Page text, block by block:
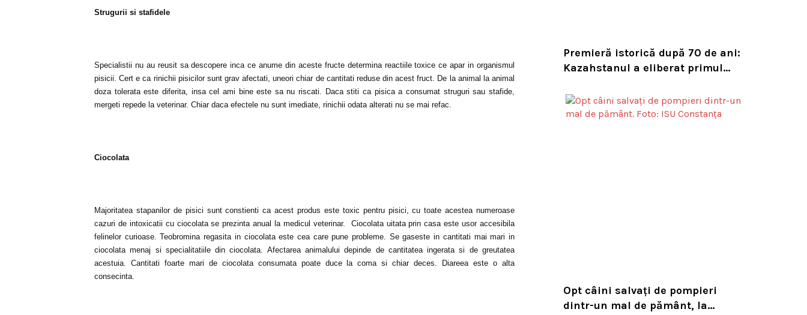
Strugurii si stafidele
Specialistii nu au reusit sa descopere inca ce anume din aceste fructe determina reactiile toxice ce apar in organismul
pisicii. Cert e ca rinichii pisicilor sunt grav afectati, uneori chiar de cantitati reduse din acest fruct. De la animal la animal
doza tolerata este diferita, insa cel ami bine este sa nu riscati. Daca stiti ca pisica a consumat struguri sau stafide,
mergeti repede la veterinar. Chiar daca efectele nu sunt imediate, rinichii odata alterati nu se mai refac.
Ciocolata
Majoritatea stapanilor de pisici sunt constienti ca acest produs este toxic pentru pisici, cu toate acestea numeroase
cazuri de intoxicatii cu ciocolata se prezinta anual la medicul veterinar. Ciocolata uitata prin casa este usor accesibila
felinelor curioase. Teobromina regasita in ciocolata este cea care pune probleme. Se gaseste in cantitati mai mari in
ciocolata menaj si specialitatiile din ciocolata. Afectarea animalului depinde de cantitatea ingerata si de greutatea
acestuia. Cantitati foarte mari de ciocolata consumata poate duce la coma si chiar deces. Diareea este o alta
consecinta.
Premieră istorică după 70 de ani:
Kazahstanul a eliberat primul
readuce prădătorul dispărut în
habitatul său natural
Opt câini salvați de pompieri
dintr-un mal de pământ, la